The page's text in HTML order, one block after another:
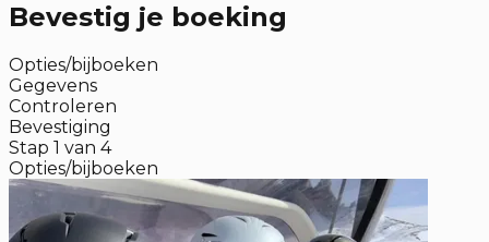
Bevestig je boeking
Opties/bijboeken
Gegevens
Controleren
Bevestiging
Stap 1 van 4
Opties/bijboeken